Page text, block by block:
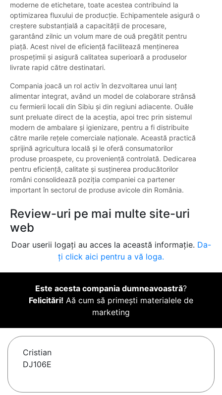
moderne de etichetare, toate acestea contribuind la
optimizarea fluxului de producție. Echipamentele asigură o
creștere substanțială a capacității de procesare,
garantând zilnic un volum mare de ouă pregătit pentru
piață. Acest nivel de eficiență facilitează menținerea
prospețimii și asigură calitatea superioară a produselor
livrate rapid către destinatari.
Compania joacă un rol activ în dezvoltarea unui lanț
alimentar integrat, având un model de colaborare strânsă
cu fermierii locali din Sibiu și din regiuni adiacente. Ouăle
sunt preluate direct de la aceștia, apoi trec prin sistemul
modern de ambalare și igienizare, pentru a fi distribuite
către marile rețele comerciale naționale. Această practică
sprijină agricultura locală și le oferă consumatorilor
produse proaspete, cu proveniență controlată. Dedicarea
pentru eficiență, calitate și susținerea producătorilor
români consolidează poziția companiei ca partener
important în sectorul de produse avicole din România.
Review-uri pe mai multe site-uri
web
Doar userii logați au acces la această informație. Da-
ți click aici pentru a vă loga.
Este acesta compania dumneavoastră?
Felicitări! Aă cum să primești materialele de
marketing
Cristian
DJ106E